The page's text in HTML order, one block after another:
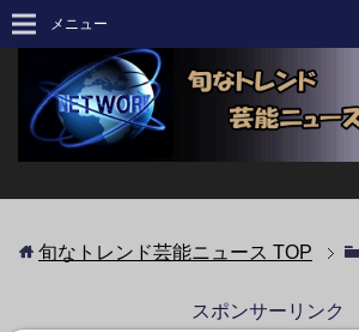
メニュー
旬なトレンド芸能ニュース TOP
スポンサーリンク